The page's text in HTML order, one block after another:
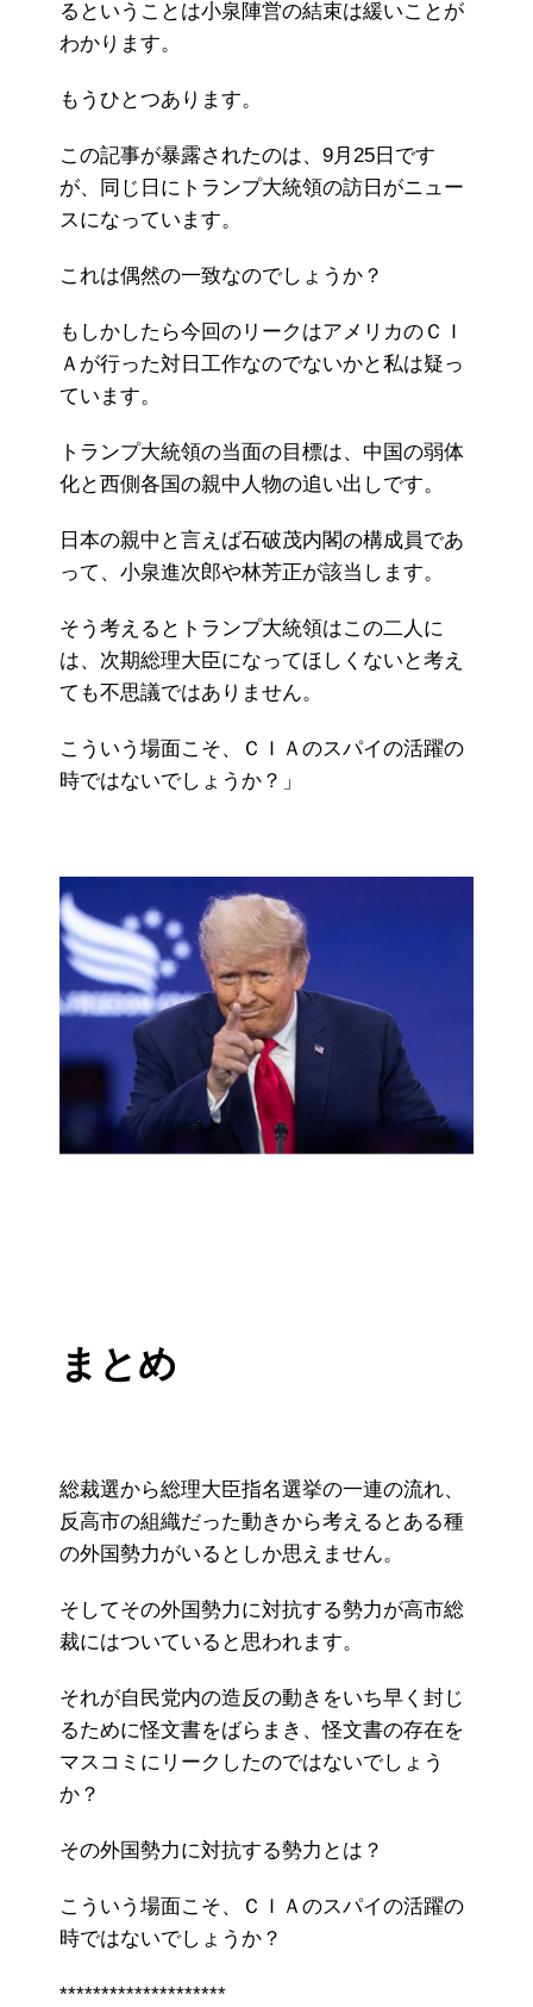
るということは小泉陣営の結束は緩いことが
わかります。
もうひとつあります。
この記事が暴露されたのは、9月25日です
が、同じ日にトランプ大統領の訪日がニュー
スになっています。
これは偶然の一致なのでしょうか？
もしかしたら今回のリークはアメリカのＣＩ
Ａが行った対日工作なのでないかと私は疑っ
ています。
トランプ大統領の当面の目標は、中国の弱体
化と西側各国の親中人物の追い出しです。
日本の親中と言えば石破茂内閣の構成員であ
って、小泉進次郎や林芳正が該当します。
そう考えるとトランプ大統領はこの二人に
は、次期総理大臣になってほしくないと考え
ても不思議ではありません。
こういう場面こそ、ＣＩＡのスパイの活躍の
時ではないでしょうか？」
まとめ
総裁選から総理大臣指名選挙の一連の流れ、
反高市の組織だった動きから考えるとある種
の外国勢力がいるとしか思えません。
そしてその外国勢力に対抗する勢力が高市総
裁にはついていると思われます。
それが自民党内の造反の動きをいち早く封じ
るために怪文書をばらまき、怪文書の存在を
マスコミにリークしたのではないでしょう
か？
その外国勢力に対抗する勢力とは？
こういう場面こそ、ＣＩＡのスパイの活躍の
時ではないでしょうか？
********************